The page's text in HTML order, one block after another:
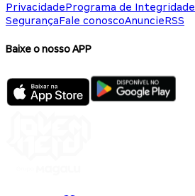
PrivacidadePrograma de Integridade
SegurançaFale conoscoAnuncieRSS
Baixe o nosso APP